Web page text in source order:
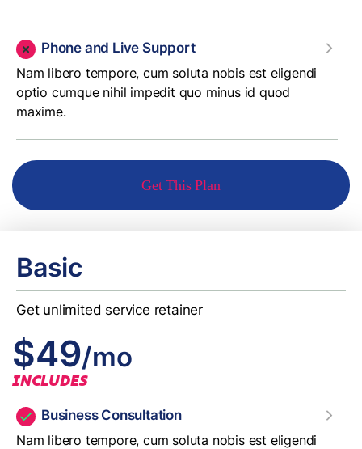
Phone and Live Support
Nam libero tempore, cum soluta nobis est eligendi
optio cumque nihil impedit quo minus id quod
maxime.
Get This Plan
Basic
Get unlimited service retainer
$49/mo
INCLUDES
Business Consultation
Nam libero tempore, cum soluta nobis est eligendi